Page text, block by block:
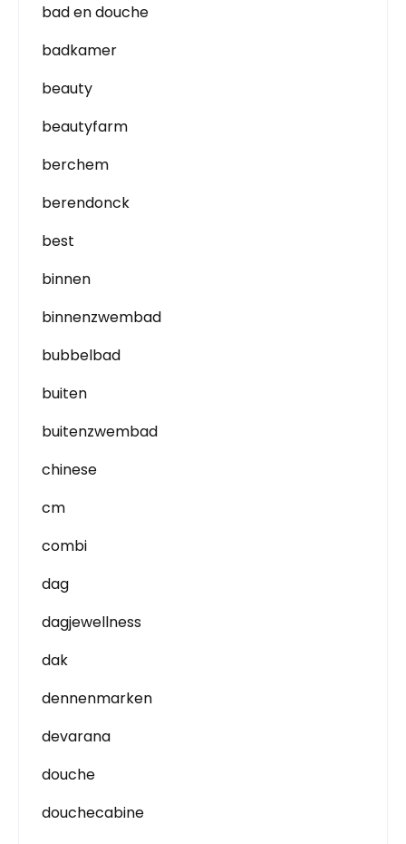
bad en douche
badkamer
beauty
beautyfarm
berchem
berendonck
best
binnen
binnenzwembad
bubbelbad
buiten
buitenzwembad
chinese
cm
combi
dag
dagjewellness
dak
dennenmarken
devarana
douche
douchecabine